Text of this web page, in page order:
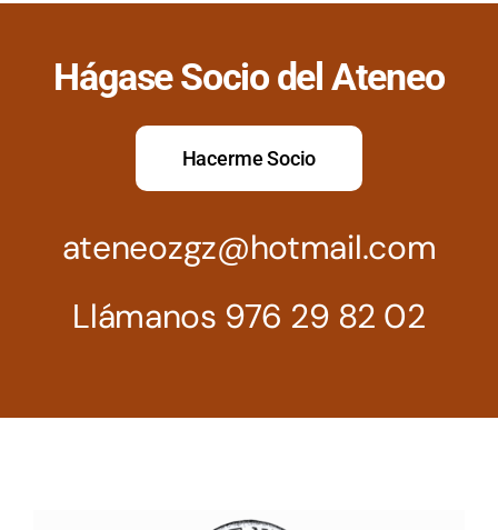
Hágase Socio del Ateneo
Hacerme Socio
ateneozgz@hotmail.com
Llámanos 976 29 82 02